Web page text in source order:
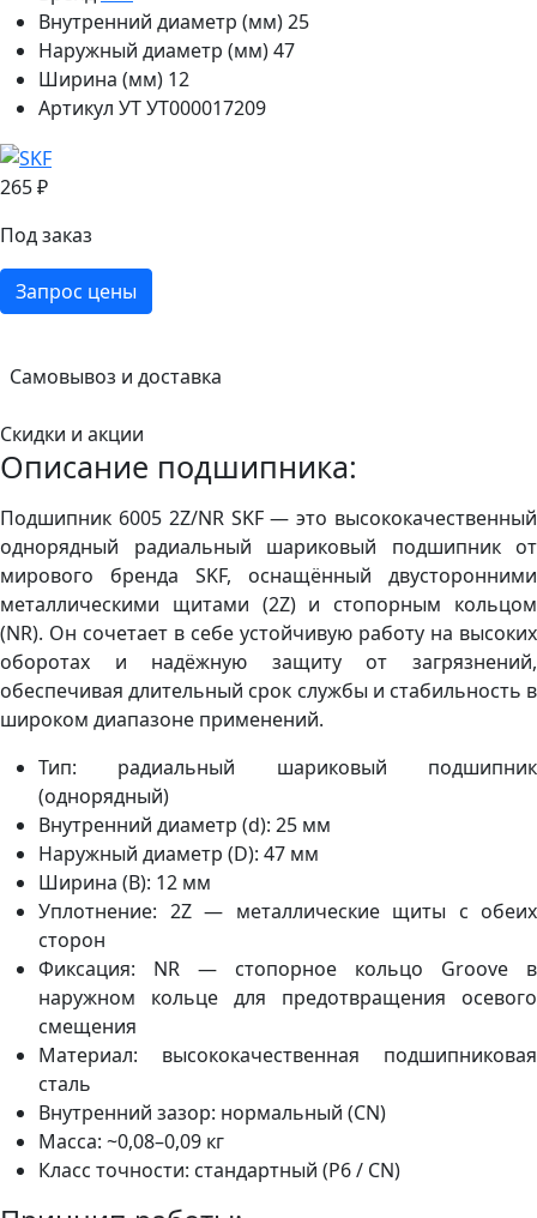
Внутренний диаметр (мм)25
Наружный диаметр (мм)47
Ширина (мм) 12
Артикул УТУТ000017209
265 ₽
Под заказ
Запрос цены
Самовывоз и доставка
Скидки и акции
Описание подшипника:
Подшипник 6005 2Z/NR SKF — это высококачественный
однорядный радиальный шариковый подшипник от
мирового бренда SKF, оснащённый двусторонними
металлическими щитами (2Z) и стопорным кольцом
(NR). Он сочетает в себе устойчивую работу на высоких
оборотах и надёжную защиту от загрязнений,
обеспечивая длительный срок службы и стабильность в
широком диапазоне применений.
Тип: радиальный шариковый подшипник
(однорядный)
Внутренний диаметр (d): 25 мм
Наружный диаметр (D): 47 мм
Ширина (B): 12 мм
Уплотнение: 2Z — металлические щиты с обеих
сторон
Фиксация: NR — стопорное кольцо Groove в
наружном кольце для предотвращения осевого
смещения
Материал: высококачественная подшипниковая
сталь
Внутренний зазор: нормальный (CN)
Масса: ~0,08–0,09 кг
Класс точности: стандартный (P6 / CN)